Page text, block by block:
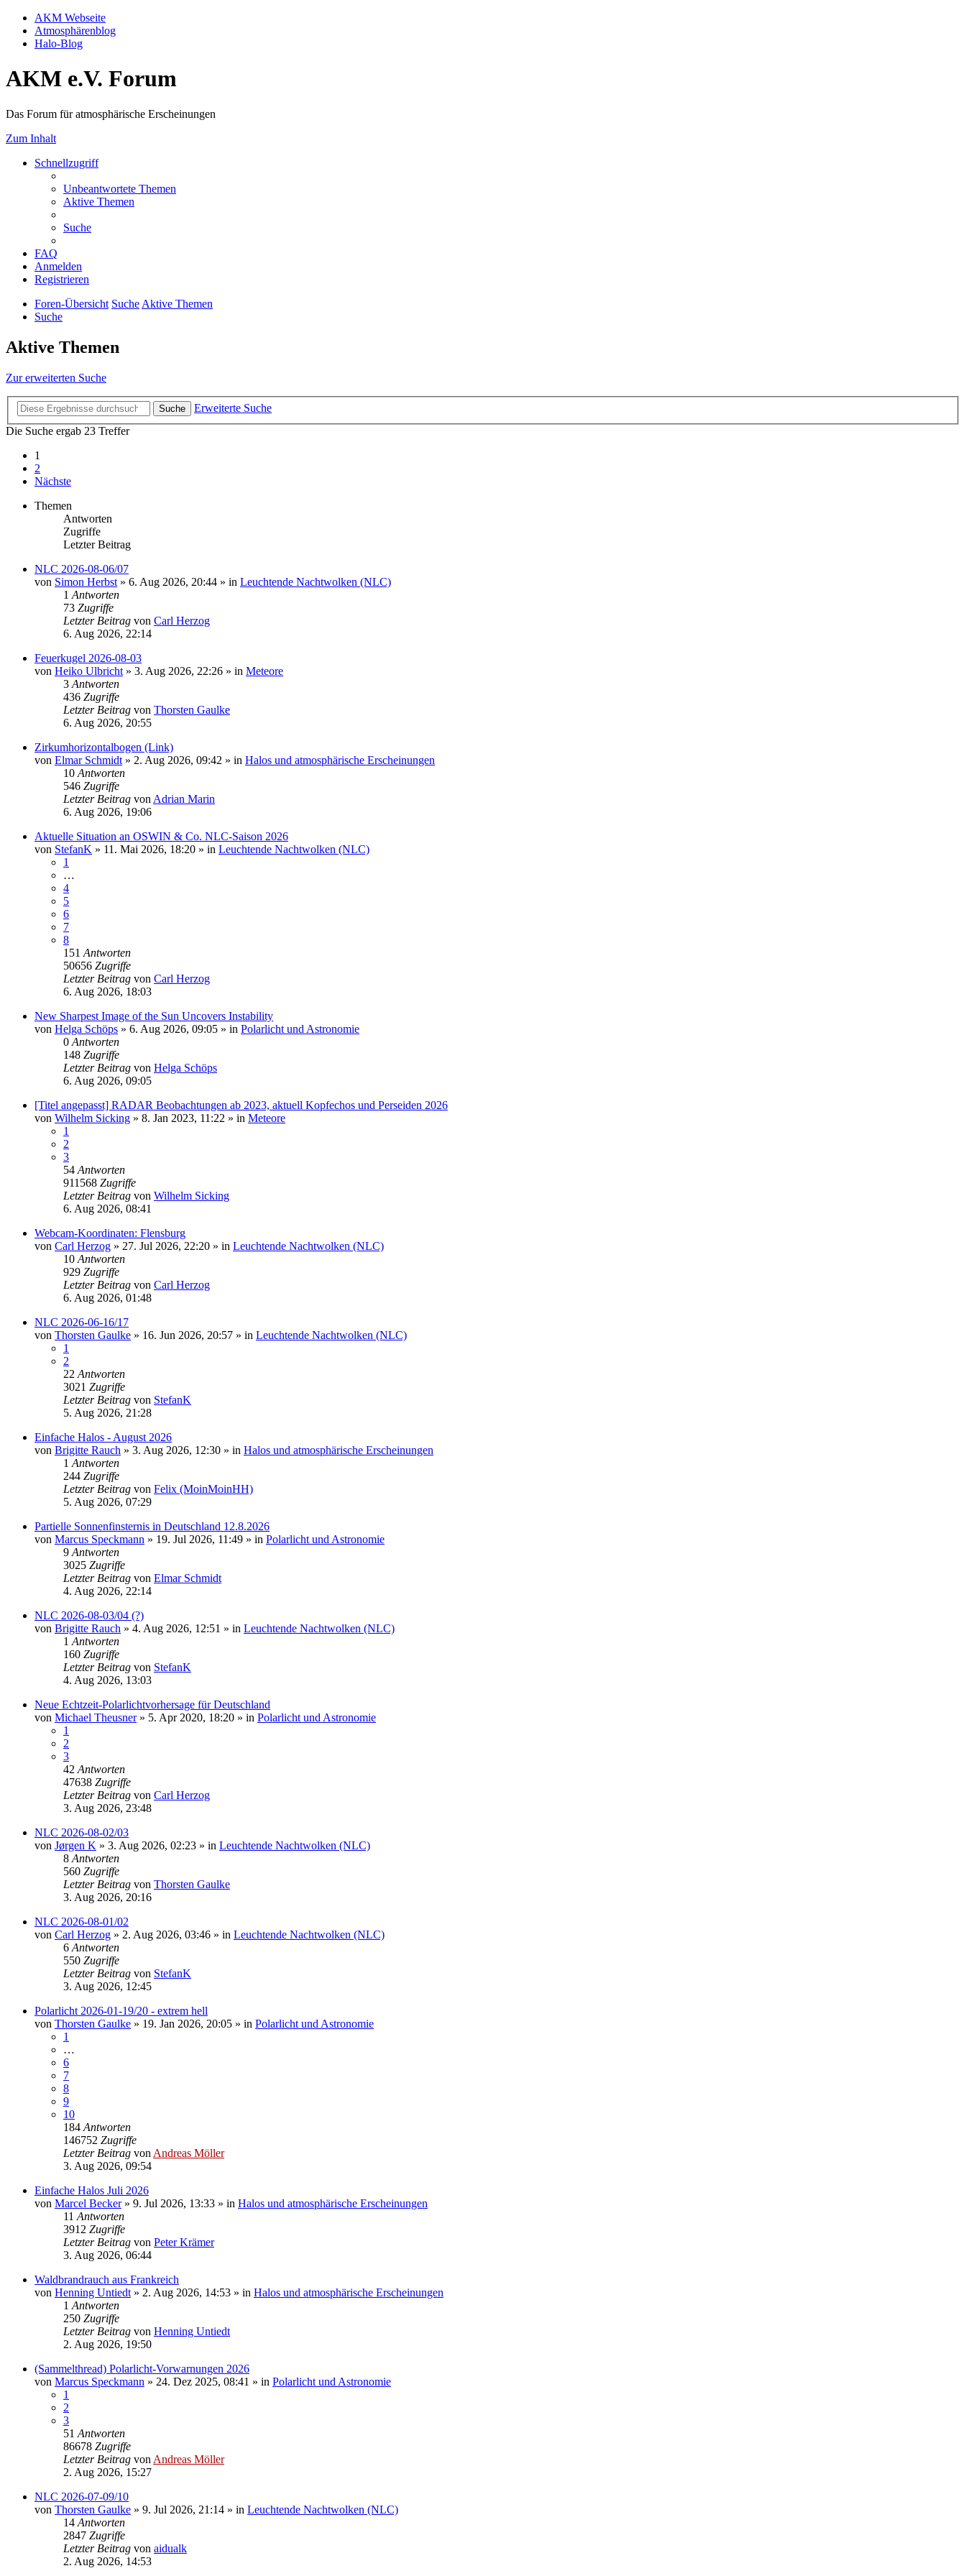
AKM Webseite
Atmosphärenblog
Halo-Blog
AKM e.V. Forum
Das Forum für atmosphärische Erscheinungen
Zum Inhalt
Schnellzugriff
Unbeantwortete Themen
Aktive Themen
Suche
FAQ
Anmelden
Registrieren
Foren-Übersicht Suche Aktive Themen
Suche
Aktive Themen
Zur erweiterten Suche
Suche
Erweiterte Suche
Die Suche ergab 23 Treffer
1
2
Nächste
Themen
Antworten
Zugriffe
Letzter Beitrag
NLC 2026-08-06/07
von Simon Herbst » 6. Aug 2026, 20:44 » in Leuchtende Nachtwolken (NLC)
1 Antworten
73 Zugriffe
Letzter Beitrag von Carl Herzog
6. Aug 2026, 22:14
Feuerkugel 2026-08-03
von Heiko Ulbricht » 3. Aug 2026, 22:26 » in Meteore
3 Antworten
436 Zugriffe
Letzter Beitrag von Thorsten Gaulke
6. Aug 2026, 20:55
Zirkumhorizontalbogen (Link)
von Elmar Schmidt » 2. Aug 2026, 09:42 » in Halos und atmosphärische Erscheinungen
10 Antworten
546 Zugriffe
Letzter Beitrag von Adrian Marin
6. Aug 2026, 19:06
Aktuelle Situation an OSWIN & Co. NLC-Saison 2026
von StefanK » 11. Mai 2026, 18:20 » in Leuchtende Nachtwolken (NLC)
1
…
4
5
6
7
8
151 Antworten
50656 Zugriffe
Letzter Beitrag von Carl Herzog
6. Aug 2026, 18:03
New Sharpest Image of the Sun Uncovers Instability
von Helga Schöps » 6. Aug 2026, 09:05 » in Polarlicht und Astronomie
0 Antworten
148 Zugriffe
Letzter Beitrag von Helga Schöps
6. Aug 2026, 09:05
[Titel angepasst] RADAR Beobachtungen ab 2023, aktuell Kopfechos und Perseiden 2026
von Wilhelm Sicking » 8. Jan 2023, 11:22 » in Meteore
1
2
3
54 Antworten
911568 Zugriffe
Letzter Beitrag von Wilhelm Sicking
6. Aug 2026, 08:41
Webcam-Koordinaten: Flensburg
von Carl Herzog » 27. Jul 2026, 22:20 » in Leuchtende Nachtwolken (NLC)
10 Antworten
929 Zugriffe
Letzter Beitrag von Carl Herzog
6. Aug 2026, 01:48
NLC 2026-06-16/17
von Thorsten Gaulke » 16. Jun 2026, 20:57 » in Leuchtende Nachtwolken (NLC)
1
2
22 Antworten
3021 Zugriffe
Letzter Beitrag von StefanK
5. Aug 2026, 21:28
Einfache Halos - August 2026
von Brigitte Rauch » 3. Aug 2026, 12:30 » in Halos und atmosphärische Erscheinungen
1 Antworten
244 Zugriffe
Letzter Beitrag von Felix (MoinMoinHH)
5. Aug 2026, 07:29
Partielle Sonnenfinsternis in Deutschland 12.8.2026
von Marcus Speckmann » 19. Jul 2026, 11:49 » in Polarlicht und Astronomie
9 Antworten
3025 Zugriffe
Letzter Beitrag von Elmar Schmidt
4. Aug 2026, 22:14
NLC 2026-08-03/04 (?)
von Brigitte Rauch » 4. Aug 2026, 12:51 » in Leuchtende Nachtwolken (NLC)
1 Antworten
160 Zugriffe
Letzter Beitrag von StefanK
4. Aug 2026, 13:03
Neue Echtzeit-Polarlichtvorhersage für Deutschland
von Michael Theusner» 5. Apr 2020, 18:20 » in Polarlicht und Astronomie
1
2
3
42 Antworten
47638 Zugriffe
Letzter Beitrag von Carl Herzog
3. Aug 2026, 23:48
NLC 2026-08-02/03
von Jørgen K » 3. Aug 2026, 02:23 » in Leuchtende Nachtwolken (NLC)
8 Antworten
560 Zugriffe
Letzter Beitrag von Thorsten Gaulke
3. Aug 2026, 20:16
NLC 2026-08-01/02
von Carl Herzog » 2. Aug 2026, 03:46 » in Leuchtende Nachtwolken (NLC)
6 Antworten
550 Zugriffe
Letzter Beitrag von StefanK
3. Aug 2026, 12:45
Polarlicht 2026-01-19/20 - extrem hell
von Thorsten Gaulke » 19. Jan 2026, 20:05 » in Polarlicht und Astronomie
1
…
6
7
8
9
10
184 Antworten
146752 Zugriffe
Letzter Beitrag von Andreas Möller
3. Aug 2026, 09:54
Einfache Halos Juli 2026
von Marcel Becker» 9. Jul 2026, 13:33 » in Halos und atmosphärische Erscheinungen
11 Antworten
3912 Zugriffe
Letzter Beitrag von Peter Krämer
3. Aug 2026, 06:44
Waldbrandrauch aus Frankreich
von Henning Untiedt » 2. Aug 2026, 14:53 » in Halos und atmosphärische Erscheinungen
1 Antworten
250 Zugriffe
Letzter Beitrag von Henning Untiedt
2. Aug 2026, 19:50
(Sammelthread) Polarlicht-Vorwarnungen 2026
von Marcus Speckmann » 24. Dez 2025, 08:41 » in Polarlicht und Astronomie
1
2
3
51 Antworten
86678 Zugriffe
Letzter Beitrag von Andreas Möller
2. Aug 2026, 15:27
NLC 2026-07-09/10
von Thorsten Gaulke » 9. Jul 2026, 21:14 » in Leuchtende Nachtwolken (NLC)
14 Antworten
2847 Zugriffe
Letzter Beitrag von aidualk
2. Aug 2026, 14:53